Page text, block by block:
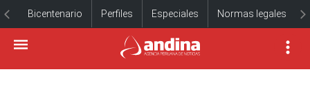
Bicentenario Perfiles Especiales Normas legales